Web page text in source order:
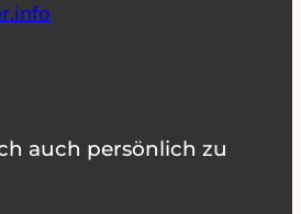
auch persönlich zu